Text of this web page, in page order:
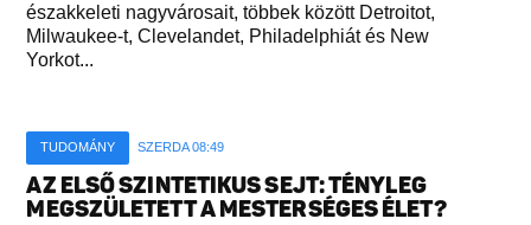
északkeleti nagyvárosait, többek között Detroitot,
Milwaukee-t, Clevelandet, Philadelphiát és New
Yorkot...
TUDOMÁNY SZERDA 08:49
AZ ELSŐ SZINTETIKUS SEJT: TÉNYLEG
MEGSZÜLETETT A MESTERSÉGES ÉLET?